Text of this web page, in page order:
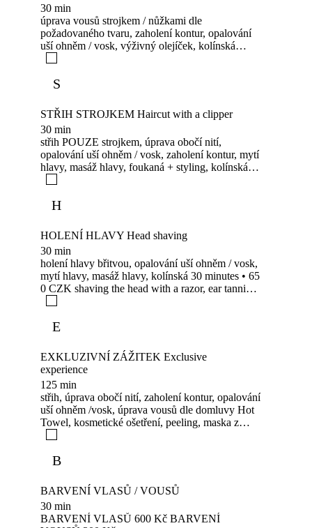
30 min
úprava vousů strojkem / nůžkami dle
požadovaného tvaru, zaholení kontur, opalování
uší ohněm / vosk, výživný olejíček, kolínská
with fire/wax, nourishing oil, cologne
S
STŘIH STROJKEM Haircut with a clipper
30 min
střih POUZE strojkem, úprava obočí nití,
opalování uší ohněm / vosk, zaholení kontur, mytí
hlavy, masáž hlavy, foukaná + styling, kolínská
wash, head massage, blow-dry + styling, cologne
H
HOLENÍ HLAVY Head shaving
30 min
holení hlavy břitvou, opalování uší ohněm / vosk,
mytí hlavy, masáž hlavy, kolínská 30 minutes • 65
0 CZK shaving the head with a razor, ear tanning
E
EXKLUZIVNÍ ZÁŽITEK Exclusive
experience
125 min
střih, úprava obočí nití, zaholení kontur, opalování
uší ohněm /vosk, úprava vousů dle domluvy Hot
Towel, kosmetické ošetření, peeling, maska z
masáž hlavy, foukaná + styling, kolínská haircut,
with fire/wax, beard trim by appointment Hot
Towel, cosmetic treatment, peeling, Dead Sea
mask, moisturizing cream, Dead Sea mask,
moisturizing cream, head and beard wash, head
B
BARVENÍ VLASŮ / VOUSŮ
30 min
BARVENÍ VLASŮ 600 Kč BARVENÍ